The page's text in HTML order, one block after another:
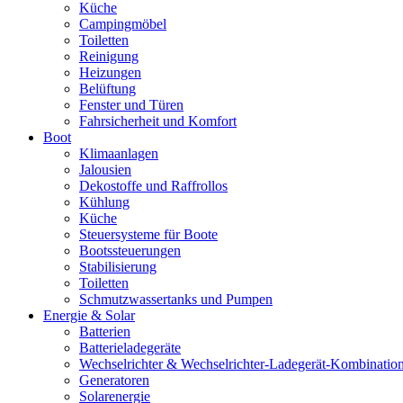
Küche
Campingmöbel
Toiletten
Reinigung
Heizungen
Belüftung
Fenster und Türen
Fahrsicherheit und Komfort
Boot
Klimaanlagen
Jalousien
Dekostoffe und Raffrollos
Kühlung
Küche
Steuersysteme für Boote
Bootssteuerungen
Stabilisierung
Toiletten
Schmutzwassertanks und Pumpen
Energie & Solar
Batterien
Batterieladegeräte
Wechselrichter & Wechselrichter-Ladegerät-
Generatoren
Solarenergie